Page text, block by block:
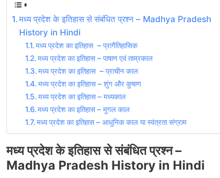
मध्य प्रदेश के इतिहास से संबंधित प्रश्न – Madhya Pradesh
History in Hindi
मध्य प्रदेश का इतिहास – प्रागैतिहासिक
मध्य प्रदेश का इतिहास – पाषाण एवं ताम्रकाल
मध्य प्रदेश का इतिहास – प्राचीन काल
मध्य प्रदेश का इतिहास – शुंग और कुषाण
मध्य प्रदेश का इतिहास – मध्यकाल
मध्य प्रदेश का इतिहास – मुगल काल
मध्य प्रदेश का इतिहास – आधुनिक काल या स्वंत्रता संग्राम
मध्य प्रदेश के इतिहास से संबंधित प्रश्न –
Madhya Pradesh History in Hindi